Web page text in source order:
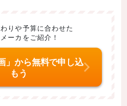
の失敗例と対策
の失敗例と対策
の失敗例と対策
取りの失敗例と対策
失敗例と対策
失敗例と対策
りや予算に合わせた
ーカをご紹介！
」から無料で申し込
もう